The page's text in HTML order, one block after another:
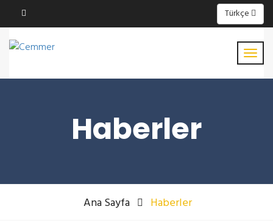
Türkçe
Haberler
Ana Sayfa Haberler